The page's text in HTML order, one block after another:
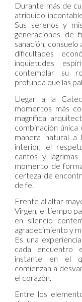
Durante más de
atribuido
Sus serenos y
generaciones de
sanación,
dificultades
inquietudes
contemplar su
profunda que las
Llegar a la
momentos más
magnífica
combinación
manera natural a
interior, el
cantos y
momento de
certeza de
de fe.
Frente al altar
Virgen, el tiempo
en silencio
agradecimiento y
Es una
cada encuentro
instante en el
comienzan a
el corazón.
Entre los